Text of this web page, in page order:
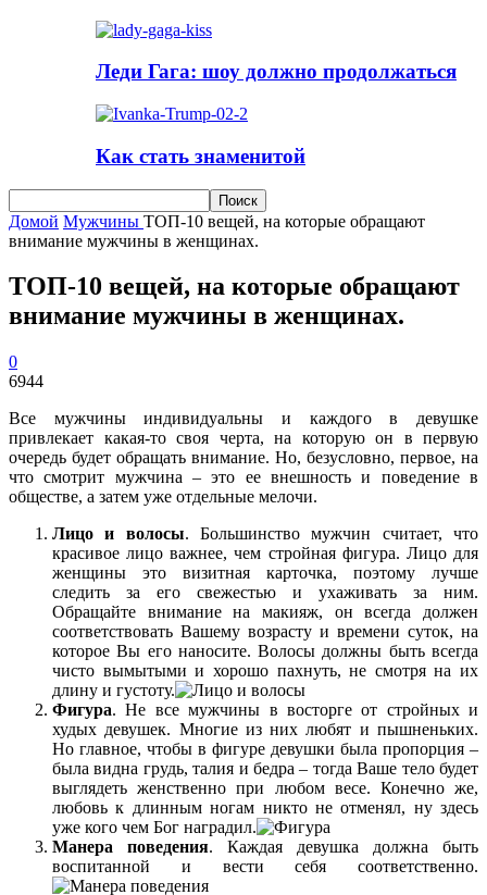
Леди Гага: шоу должно продолжаться
Как стать знаменитой
Домой Мужчины ТОП-10 вещей, на которые обращают
внимание мужчины в женщинах.
ТОП-10 вещей, на которые обращают
внимание мужчины в женщинах.
0
6944
Все мужчины индивидуальны и каждого в девушке
привлекает какая-то своя черта, на которую он в первую
очередь будет обращать внимание. Но, безусловно, первое, на
что смотрит мужчина – это ее внешность и поведение в
обществе, а затем уже отдельные мелочи.
Лицо и волосы. Большинство мужчин считает, что
красивое лицо важнее, чем стройная фигура. Лицо для
женщины это визитная карточка, поэтому лучше
следить за его свежестью и ухаживать за ним.
Обращайте внимание на макияж, он всегда должен
соответствовать Вашему возрасту и времени суток, на
которое Вы его наносите. Волосы должны быть всегда
чисто вымытыми и хорошо пахнуть, не смотря на их
длину и густоту.
Фигура. Не все мужчины в восторге от стройных и
худых девушек. Многие из них любят и пышненьких.
Но главное, чтобы в фигуре девушки была пропорция –
была видна грудь, талия и бедра – тогда Ваше тело будет
выглядеть женственно при любом весе. Конечно же,
любовь к длинным ногам никто не отменял, ну здесь
уже кого чем Бог наградил.
Манера поведения. Каждая девушка должна быть
воспитанной и вести себя соответственно.